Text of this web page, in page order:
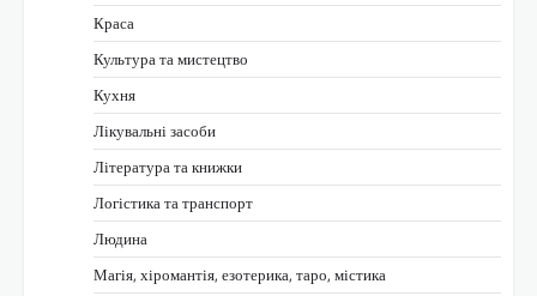
Краса
Культура та мистецтво
Кухня
Лікувальні засоби
Література та книжки
Логістика та транспорт
Людина
Магія, хіромантія, езотерика, таро, містика